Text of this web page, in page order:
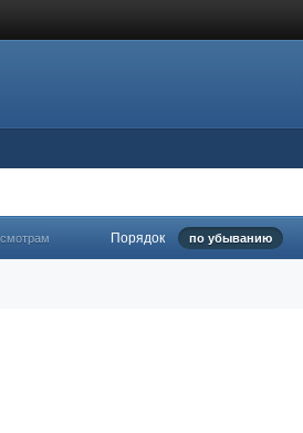
Порядок по убыванию